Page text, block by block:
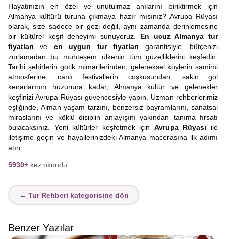
Hayatınızın en özel ve unutulmaz anılarını biriktirmek için
Almanya kültürü turuna çıkmaya hazır mısınız? Avrupa Rüyası
olarak, size sadece bir gezi değil, aynı zamanda derinlemesine
bir kültürel keşif deneyimi sunuyoruz. En ucuz Almanya tur
fiyatları ve en uygun tur fiyatları garantisiyle, bütçenizi
zorlamadan bu muhteşem ülkenin tüm güzelliklerini keşfedin.
Tarihi şehirlerin gotik mimarilerinden, geleneksel köylerin samimi
atmosferine, canlı festivallerin coşkusundan, sakin göl
kenarlarının huzuruna kadar, Almanya kültür ve gelenekler
keşfinizi Avrupa Rüyası güvencesiyle yapın. Uzman rehberlerimiz
eşliğinde, Alman yaşam tarzını, benzersiz bayramlarını, sanatsal
miraslarını ve köklü disiplin anlayışını yakından tanıma fırsatı
bulacaksınız. Yeni kültürler keşfetmek için Avrupa Rüyası ile
iletişime geçin ve hayallerinizdeki Almanya macerasına ilk adımı
atın.
5930+ kez okundu.
← Tur Rehberi kategorisine dön
Benzer Yazılar